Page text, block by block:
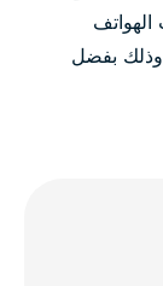
وذلك بفضل